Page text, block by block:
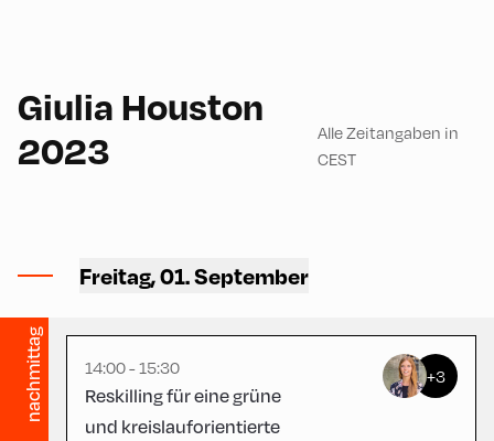
Giulia Houston
2023
Alle Zeitangaben in
CEST
Freitag, 01. September
nachmittag
Fichtensaal
14:00 - 15:30
Reskilling für eine grüne
und kreislauforientierte
+3